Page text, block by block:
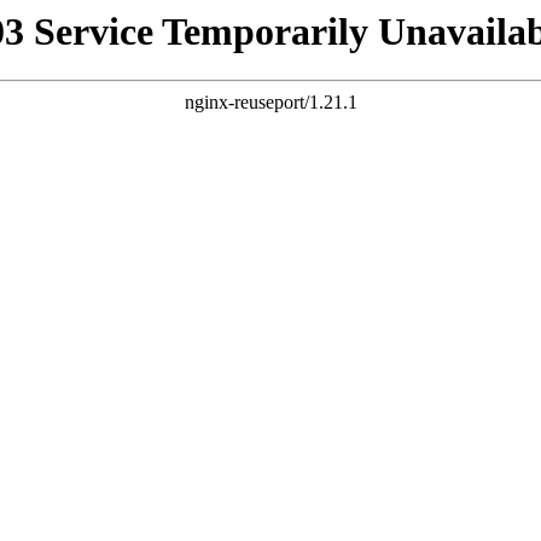
Service Temporarily
nginx-reuseport/1.21.1